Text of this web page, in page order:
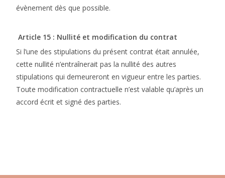
évènement dès que possible.
Article 15 : Nullité et modification du contrat
Si l’une des stipulations du présent contrat était annulée,
cette nullité n’entraînerait pas la nullité des autres
stipulations qui demeureront en vigueur entre les parties.
Toute modification contractuelle n’est valable qu’après un
accord écrit et signé des parties.